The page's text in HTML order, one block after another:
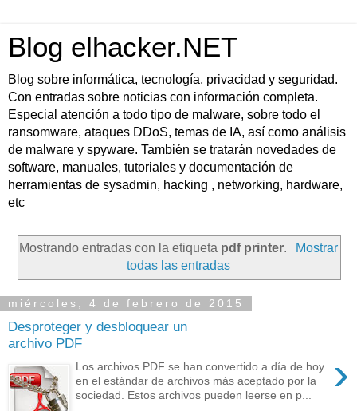
Blog elhacker.NET
Blog sobre informática, tecnología, privacidad y seguridad.
Con entradas sobre noticias con información completa.
Especial atención a todo tipo de malware, sobre todo el
ransomware, ataques DDoS, temas de IA, así como análisis
de malware y spyware. También se tratarán novedades de
software, manuales, tutoriales y documentación de
herramientas de sysadmin, hacking , networking, hardware,
etc
Mostrando entradas con la etiqueta pdf printer.
Mostrar
todas las entradas
miércoles, 4 de febrero de 2015
Desproteger y desbloquear un
archivo PDF
›
Los archivos PDF se han convertido a día de hoy
en el estándar de archivos más aceptado por la
sociedad. Estos archivos pueden leerse en p...